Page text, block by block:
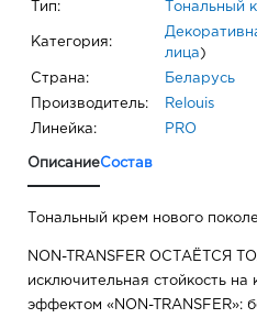
Тип: Тональный
Категория:
лица )
Страна: Беларусь
Производитель: Relouis
Линейка: PRO
ОписаниеСостав
Тональный крем нового
NON-TRANSFER
исключительная стойкость на
эффектом «NON-TRANSFER»: